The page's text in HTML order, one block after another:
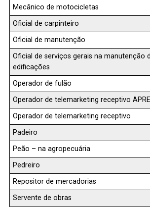
Mecânico de motocicletas
Oficial de carpinteiro
Oficial de manutenção
Oficial de serviços gerais na manutenção
edificações
Operador de fulão
Operador de telemarketing receptivo
Operador de telemarketing receptivo
Padeiro
Peão – na agropecuária
Pedreiro
Repositor de mercadorias
Servente de obras